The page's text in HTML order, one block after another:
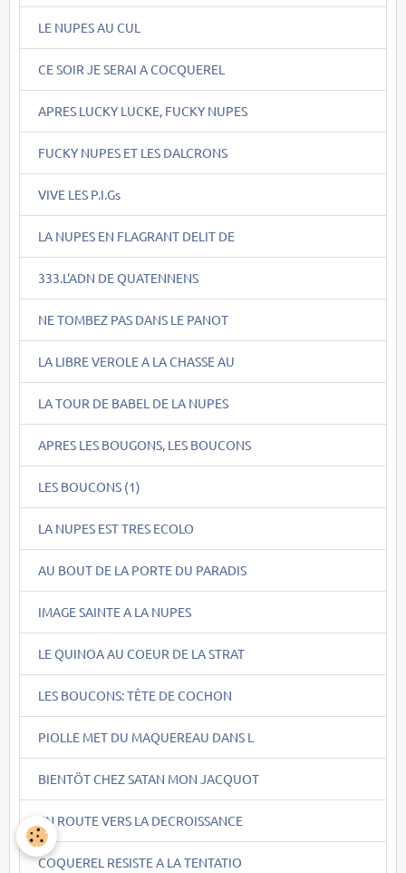
LE NUPES AU CUL
CE SOIR JE SERAI A COCQUEREL
APRES LUCKY LUCKE, FUCKY NUPES
FUCKY NUPES ET LES DALCRONS
VIVE LES P.I.Gs
LA NUPES EN FLAGRANT DELIT DE
333.L'ADN DE QUATENNENS
NE TOMBEZ PAS DANS LE PANOT
LA LIBRE VEROLE A LA CHASSE AU
LA TOUR DE BABEL DE LA NUPES
APRES LES BOUGONS, LES BOUCONS
LES BOUCONS (1)
LA NUPES EST TRES ECOLO
AU BOUT DE LA PORTE DU PARADIS
IMAGE SAINTE A LA NUPES
LE QUINOA AU COEUR DE LA STRAT
LES BOUCONS: TÊTE DE COCHON
PIOLLE MET DU MAQUEREAU DANS L
BIENTÖT CHEZ SATAN MON JACQUOT
EN ROUTE VERS LA DECROISSANCE
COQUEREL RESISTE A LA TENTATIO